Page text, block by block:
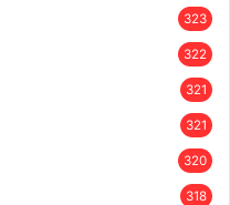
323
322
321
321
320
318